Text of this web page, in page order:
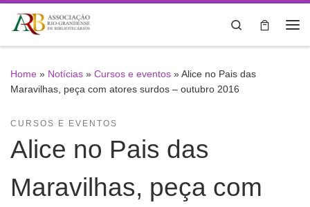
Skip to content
Search
Home » Notícias » Cursos e eventos »Alice no Pais das
Maravilhas, peça com atores surdos – outubro 2016
CURSOS E EVENTOS
Alice no Pais das
Maravilhas, peça com